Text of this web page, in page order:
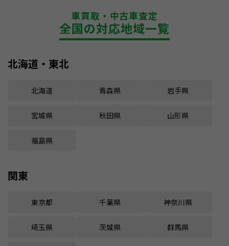
車買取・中古車査定
全国の対応地域一覧
北海道・東北
北海道 青森県 岩手県
宮城県 秋田県 山形県
福島県
関東
東京都 千葉県 神奈川県
埼玉県 茨城県 群馬県